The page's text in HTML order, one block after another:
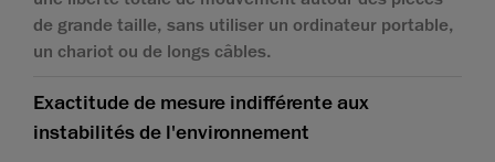
de grande taille, sans utiliser un ordinateur portable,
un chariot ou de longs câbles.
Exactitude de mesure indifférente aux
instabilités de l'environnement